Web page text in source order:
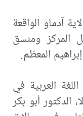
آدماو الواقعة
المركز ومنسق
المعظم.
العربية في
الدكتور أبو بكر